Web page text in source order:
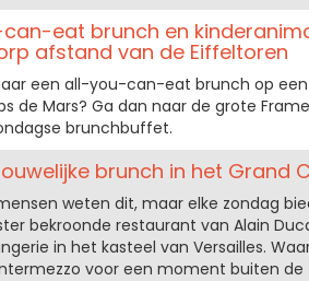
eat brunch en
afstand van de Eiffeltoren
een all-you-can-eat brunch op
de Mars? Ga dan naar de grote
brunchbuffet.
brunch in het Grand
weten dit, maar elke zondag
bekroonde restaurant van Alain
in het kasteel van Versailles.
voor een moment buiten de